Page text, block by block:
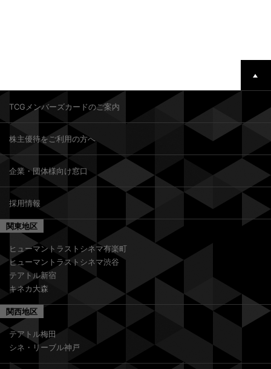
TCGメンバーズカードのご案内
株主優待をご利用の方へ
企業・団体様向け窓口
採用情報
関東地区
ヒューマントラストシネマ有楽町
ヒューマントラストシネマ渋谷
テアトル新宿
キネカ大森
関西地区
テアトル梅田
シネ・リーブル神戸